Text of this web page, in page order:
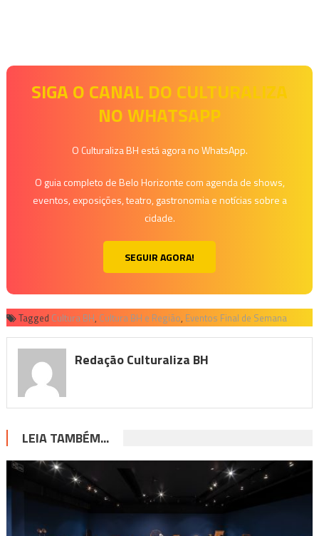
SIGA O CANAL DO CULTURALIZA
NO WHATSAPP
O Culturaliza BH está agora no WhatsApp.
O guia completo de Belo Horizonte com agenda de shows,
eventos, exposições, teatro, gastronomia e notícias sobre a
cidade.
SEGUIR AGORA!
Tagged Cultura BH, Cultura BH e Região, Eventos Final de Semana
Redação Culturaliza BH
LEIA TAMBÉM...